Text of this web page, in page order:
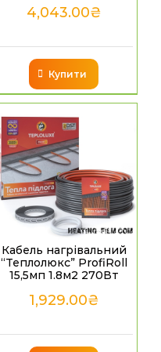
4,043.00₴
Купити
Кабель нагрівальний
“Теплолюкс” ProfiRoll
15,5мп 1.8м2 270Вт
1,929.00₴